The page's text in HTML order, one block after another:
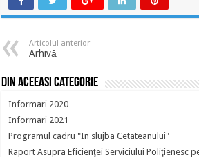
Articolul anterior
Arhivă
Din aceeasi categorie
Informari 2020
Informari 2021
Programul cadru "In slujba Cetateanului"
Raport Asupra Eficienţei Serviciului Poliţienesc